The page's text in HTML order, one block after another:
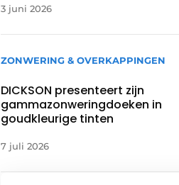
3 juni 2026
ZONWERING & OVERKAPPINGEN
DICKSON presenteert zijn
gammazonweringdoeken in
goudkleurige tinten
7 juli 2026